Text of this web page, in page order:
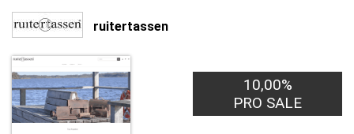
ruitertassen
10,00%
PRO SALE